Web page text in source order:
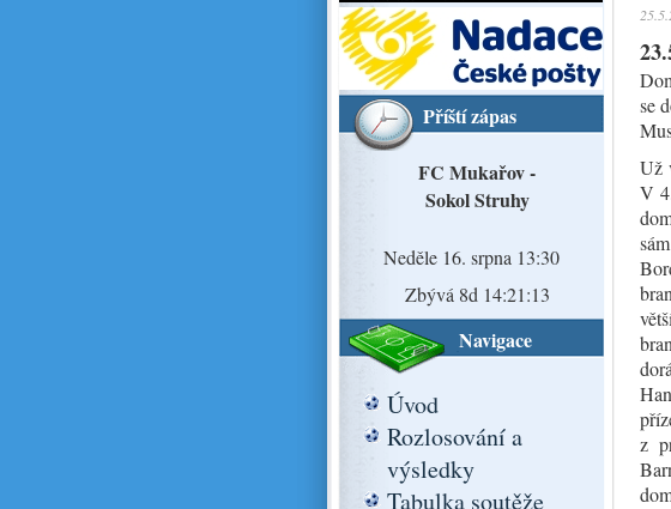
Příští zápas
FC Mukařov -
Sokol Struhy
Neděle 16. srpna 13:30
Zbývá 8d 14:21:12
Navigace
Úvod
Rozlosování a
výsledky
Tabulka soutěže
se
Už
V
z